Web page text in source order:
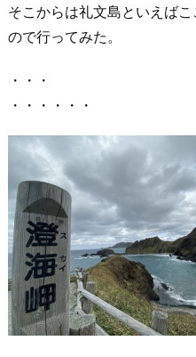
そこからは礼文島といえば
ので行ってみた。
・・・
・・・・・・